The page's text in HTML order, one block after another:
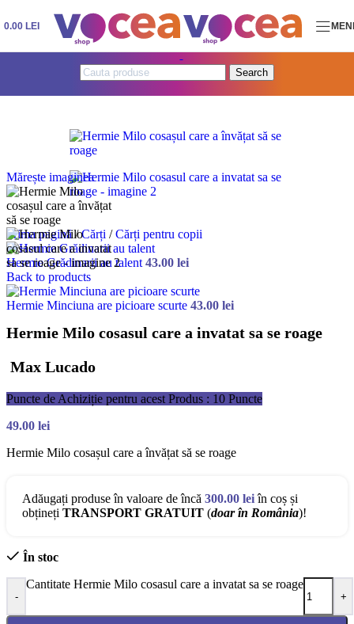
Skip to navigationSkip to main content
0.00 LEI
Search
Mărește imaginea
Prima pagină/ Cărți / Cărți pentru copii
Hermie Grădinarii au talent 43.00 lei
Back to products
Hermie Minciuna are picioare scurte 43.00 lei
Hermie Milo cosasul care a invatat sa se roage
Max Lucado
Puncte de Achiziție pentru acest Produs : 10 Puncte
49.00 lei
Hermie Milo cosașul care a învățat să se roage
Adăugați produse în valoare de încă 300.00 leiîn coș și
obțineți TRANSPORT GRATUIT (doar în România)!
În stoc
-
Cantitate Hermie Milo cosasul care a invatat sa se roage
+